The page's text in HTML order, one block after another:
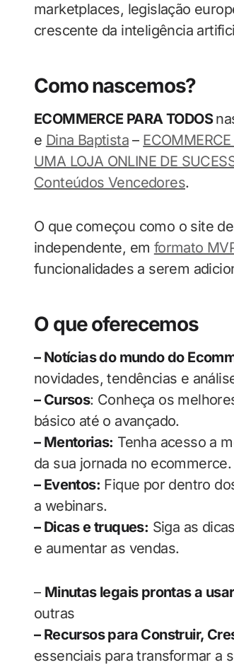
marketplaces, legislação
crescente da inteligência
Como nascemos?
ECOMMERCE PARA TODOS
e Dina Baptista –
UMA LOJA ONLINE DE
Conteúdos Vencedores.
O que começou como o site
independente, em formato
funcionalidades a serem
O que oferecemos
– Notícias do mundo do
novidades, tendências e
– Cursos: Conheça os
básico até o avançado.
– Mentorias: Tenha acesso a
da sua jornada no ecommerce.
– Eventos: Fique por dentro
a webinars.
– Dicas e truques: Siga as
e aumentar as vendas.
– Minutas legais prontas a
outras
– Recursos para Construir,
essenciais para transformar a